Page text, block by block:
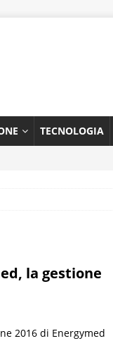
TECNOLOGIA
la gestione
2016 di Energymed